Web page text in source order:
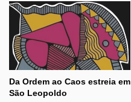
Da Ordem ao Caos estreia em
São Leopoldo